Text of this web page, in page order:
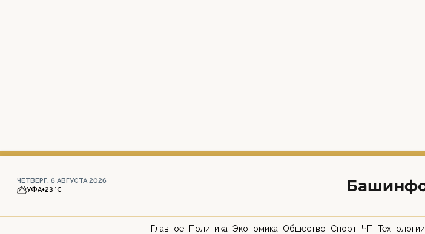
ЧЕТВЕРГ, 6 АВГУСТА 2026
УФА+23 °С
Главное Политика Экономика Общество Спорт ЧП Технологии